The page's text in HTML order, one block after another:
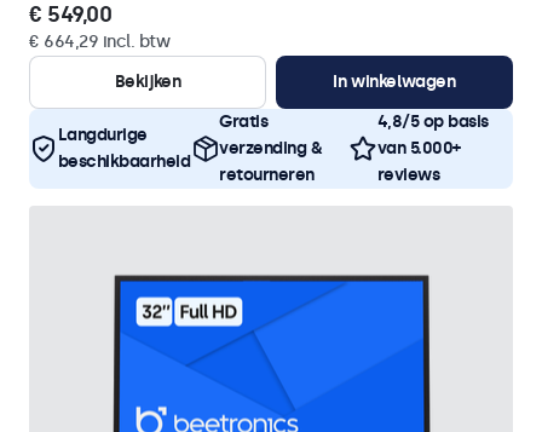
€ 549,00
€ 664,29 incl. btw
Bekijken
In winkelwagen
Langdurige
beschikbaarheid
Gratis
verzending &
retourneren
4,8/5 op basis
van 5.000+
reviews